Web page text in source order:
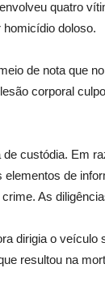
quatro
doloso.
de nota que
corporal
custódia. Em
de
As
dirigia o veículo
resultou na